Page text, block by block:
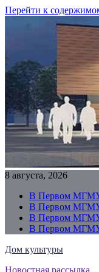
Перейти к
8 августа, 2026
В Первом МГМУ
В Первом МГМУ
В Первом МГМУ
В Первом МГМУ
Дом культуры
Новостная рассылка